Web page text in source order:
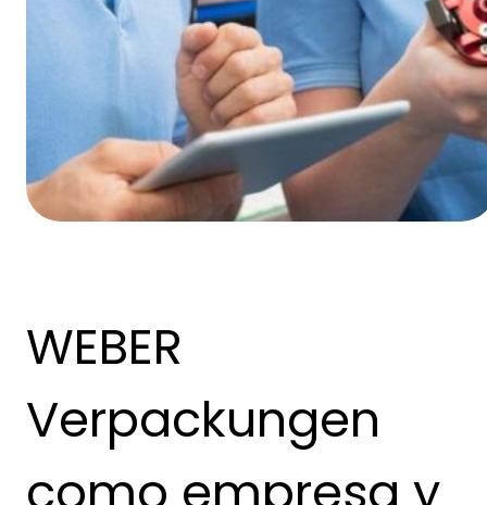
WEBER
Verpackungen